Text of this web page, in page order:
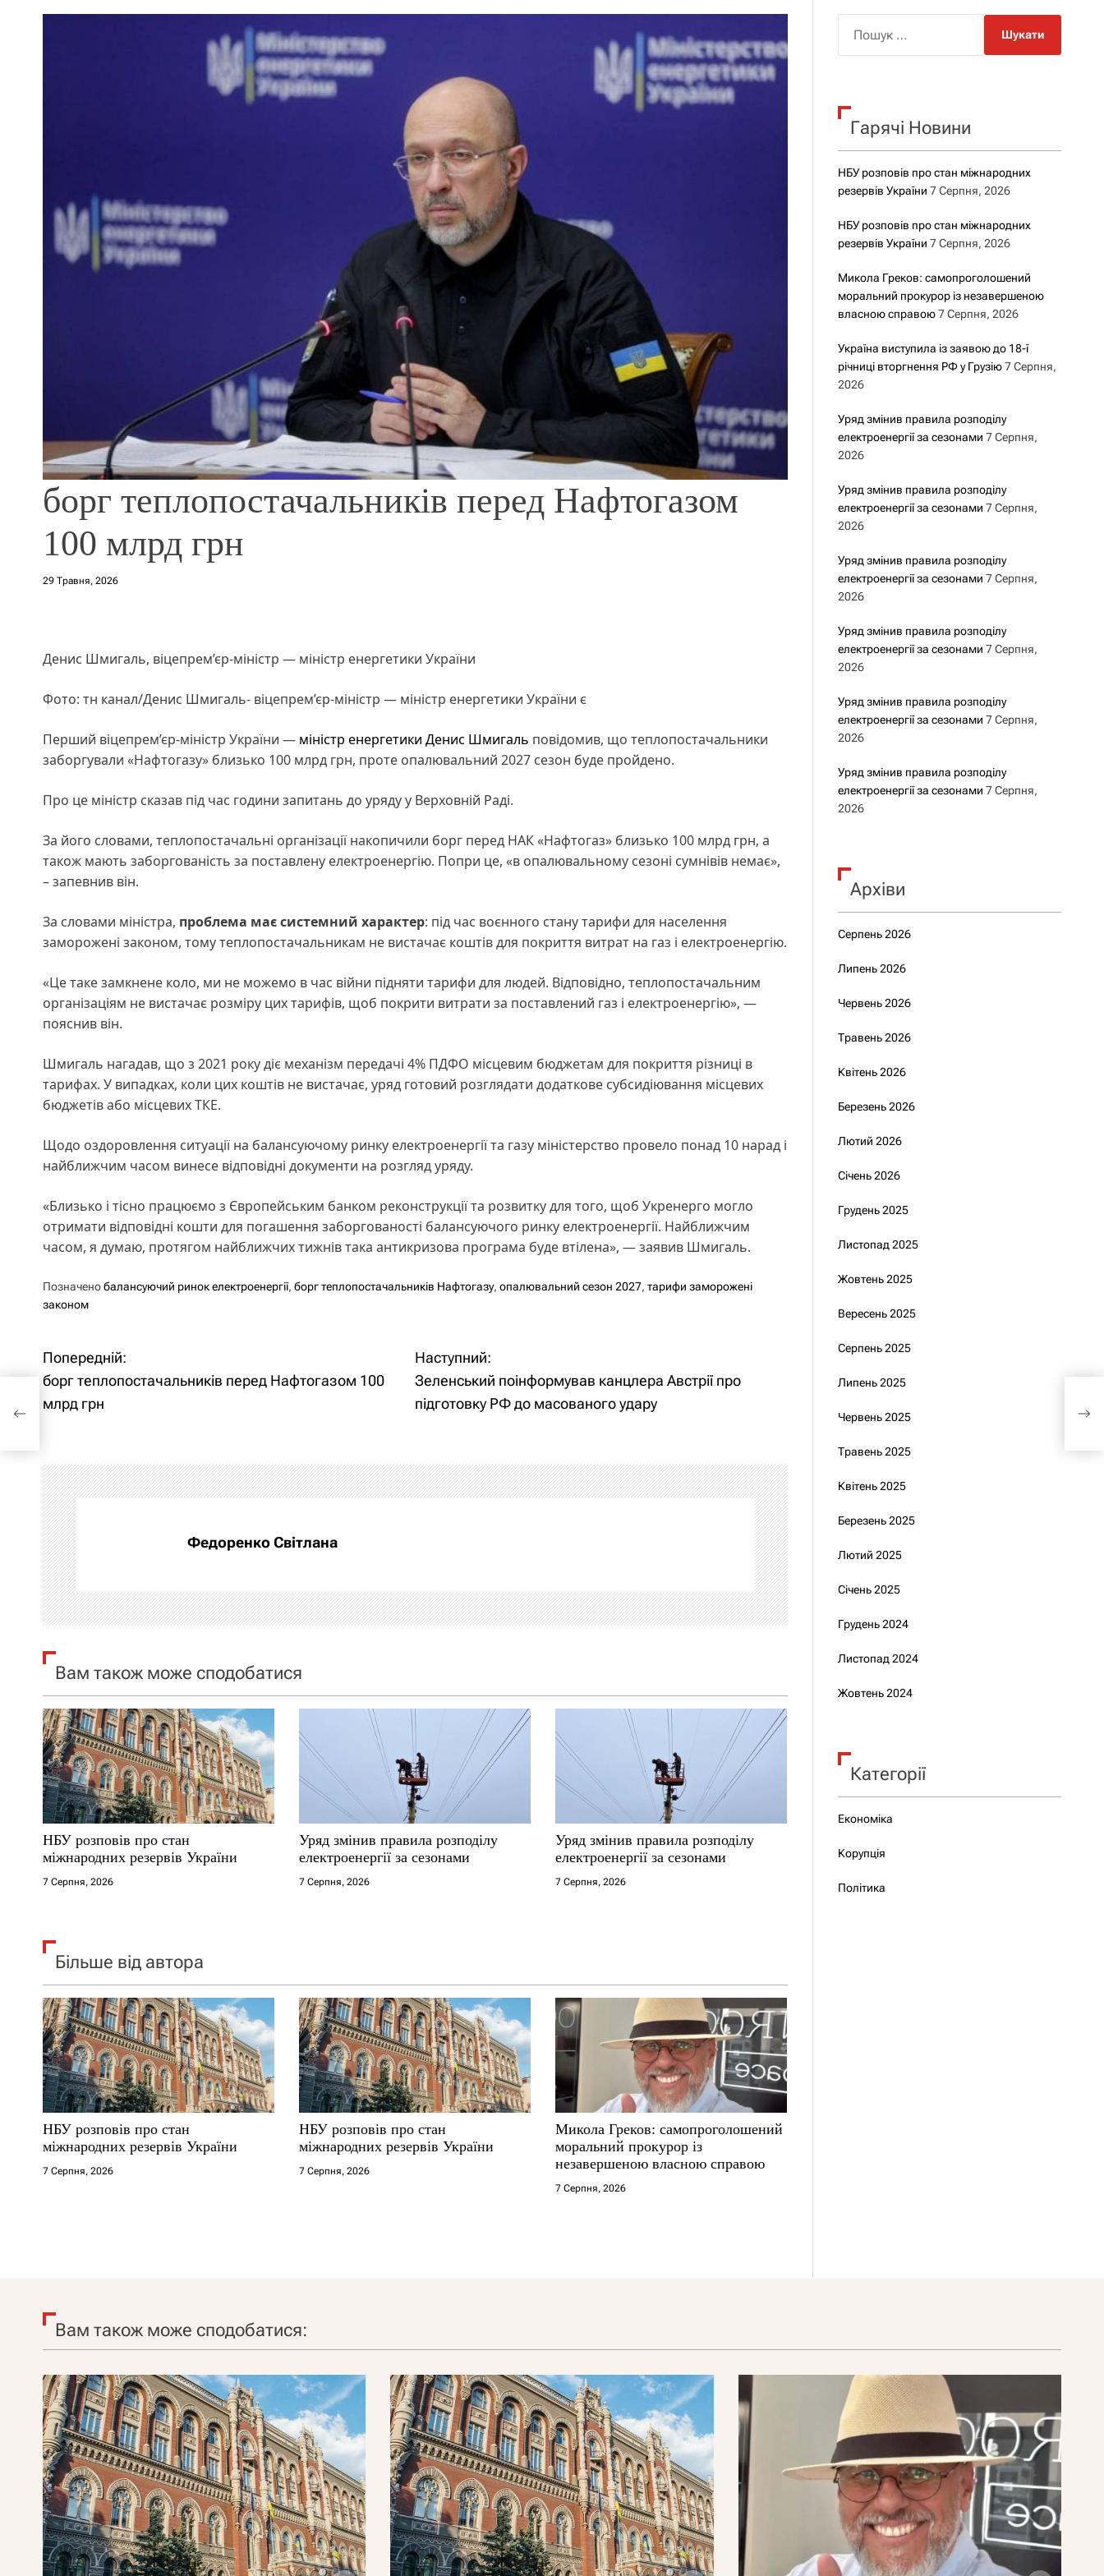
р
о
у
борг теплопостачальників перед Нафтогазом
100 млрд грн
29 Травня, 2026
Денис Шмигаль, віцепрем’єр-міністр — міністр енергетики України
Фото: тн канал/Денис Шмигаль- віцепрем’єр-міністр — міністр енергетики України є
Перший віцепрем’єр-міністр України — міністр енергетики Денис Шмигаль повідомив, що теплопостачальники
заборгували «Нафтогазу» близько 100 млрд грн, проте опалювальний 2027 сезон буде пройдено.
Про це міністр сказав під час години запитань до уряду у Верховній Раді.
За його словами, теплопостачальні організації накопичили борг перед НАК «Нафтогаз» близько 100 млрд грн, а
також мають заборгованість за поставлену електроенергію. Попри це, «в опалювальному сезоні сумнівів немає»,
– запевнив він.
За словами міністра, проблема має системний характер: під час воєнного стану тарифи для населення
заморожені законом, тому теплопостачальникам не вистачає коштів для покриття витрат на газ і електроенергію.
«Це таке замкнене коло, ми не можемо в час війни підняти тарифи для людей. Відповідно, теплопостачальним
організаціям не вистачає розміру цих тарифів, щоб покрити витрати за поставлений газ і електроенергію», —
пояснив він.
Шмигаль нагадав, що з 2021 року діє механізм передачі 4% ПДФО місцевим бюджетам для покриття різниці в
тарифах. У випадках, коли цих коштів не вистачає, уряд готовий розглядати додаткове субсидіювання місцевих
бюджетів або місцевих ТКЕ.
Щодо оздоровлення ситуації на балансуючому ринку електроенергії та газу міністерство провело понад 10 нарад і
найближчим часом винесе відповідні документи на розгляд уряду.
«Близько і тісно працюємо з Європейським банком реконструкції та розвитку для того, щоб Укренерго могло
отримати відповідні кошти для погашення заборгованості балансуючого ринку електроенергії. Найближчим
часом, я думаю, протягом найближчих тижнів така антикризова програма буде втілена», — заявив Шмигаль.
Позначенобалансуючий ринок електроенергії, борг теплопостачальників Нафтогазу, опалювальний сезон 2027, тарифи заморожені
законом
Н
а
і
г
а
ц
і
я
а
п
и
с
і
в
Попередній:
борг теплопостачальників перед Нафтогазом 100
млрд грн
Наступний:
Зеленський поінформував канцлера Австрії про
підготовку РФ до масованого удару
Федоренко Світлана
Вам також може сподобатися
НБУ розповів про стан
міжнародних резервів України
7 Серпня, 2026
Уряд змінив правила розподілу
електроенергії за сезонами
7 Серпня, 2026
Уряд змінив правила розподілу
електроенергії за сезонами
7 Серпня, 2026
Більше від автора
НБУ розповів про стан
міжнародних резервів України
7 Серпня, 2026
НБУ розповів про стан
міжнародних резервів України
7 Серпня, 2026
Микола Греков: самопроголошений
моральний прокурор із
незавершеною власною справою
7 Серпня, 2026
к
Гарячі Новини
НБУ розповів про стан міжнародних
резервів України 7 Серпня, 2026
НБУ розповів про стан міжнародних
резервів України 7 Серпня, 2026
Микола Греков: самопроголошений
моральний прокурор із незавершеною
власною справою 7 Серпня, 2026
Україна виступила із заявою до 18-ї
річниці вторгнення РФ у Грузію 7 Серпня,
2026
Уряд змінив правила розподілу
електроенергії за сезонами 7 Серпня,
2026
Уряд змінив правила розподілу
електроенергії за сезонами 7 Серпня,
2026
Уряд змінив правила розподілу
електроенергії за сезонами 7 Серпня,
2026
Уряд змінив правила розподілу
електроенергії за сезонами 7 Серпня,
2026
Уряд змінив правила розподілу
електроенергії за сезонами 7 Серпня,
2026
Уряд змінив правила розподілу
електроенергії за сезонами 7 Серпня,
2026
Архіви
Серпень 2026
Липень 2026
Червень 2026
Травень 2026
Квітень 2026
Березень 2026
Лютий 2026
Січень 2026
Грудень 2025
Листопад 2025
Жовтень 2025
Вересень 2025
Серпень 2025
Липень 2025
Червень 2025
Травень 2025
Квітень 2025
Березень 2025
Лютий 2025
Січень 2025
Грудень 2024
Листопад 2024
Жовтень 2024
Категорії
Економіка
Корупція
Політика
Вам також може сподобатися: